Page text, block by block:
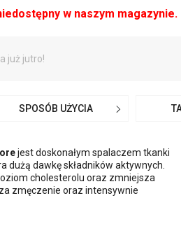
w naszym magazynie.
już jutro!
SPOSÓB UŻYCIA
jest doskonałym spalaczem tkanki
dużą dawkę składników aktywnych.
cholesterolu oraz zmniejsza
zmęczenie oraz intensywnie